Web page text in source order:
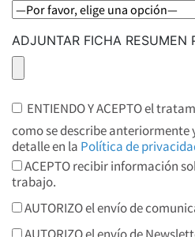
ADJUNTAR FICHA RESUMEN
ENTIENDO Y ACEPTO el
como se describe anteriormente
detalle en la Política de
ACEPTO recibir información
trabajo.
AUTORIZO el envío de